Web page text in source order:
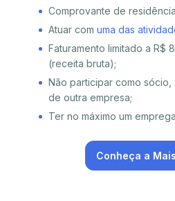
Comprovante de
Atuar com uma das
Faturamento limitado a R$
(receita bruta);
Não participar como sócio,
de outra empresa;
Ter no máximo um
Conheça a